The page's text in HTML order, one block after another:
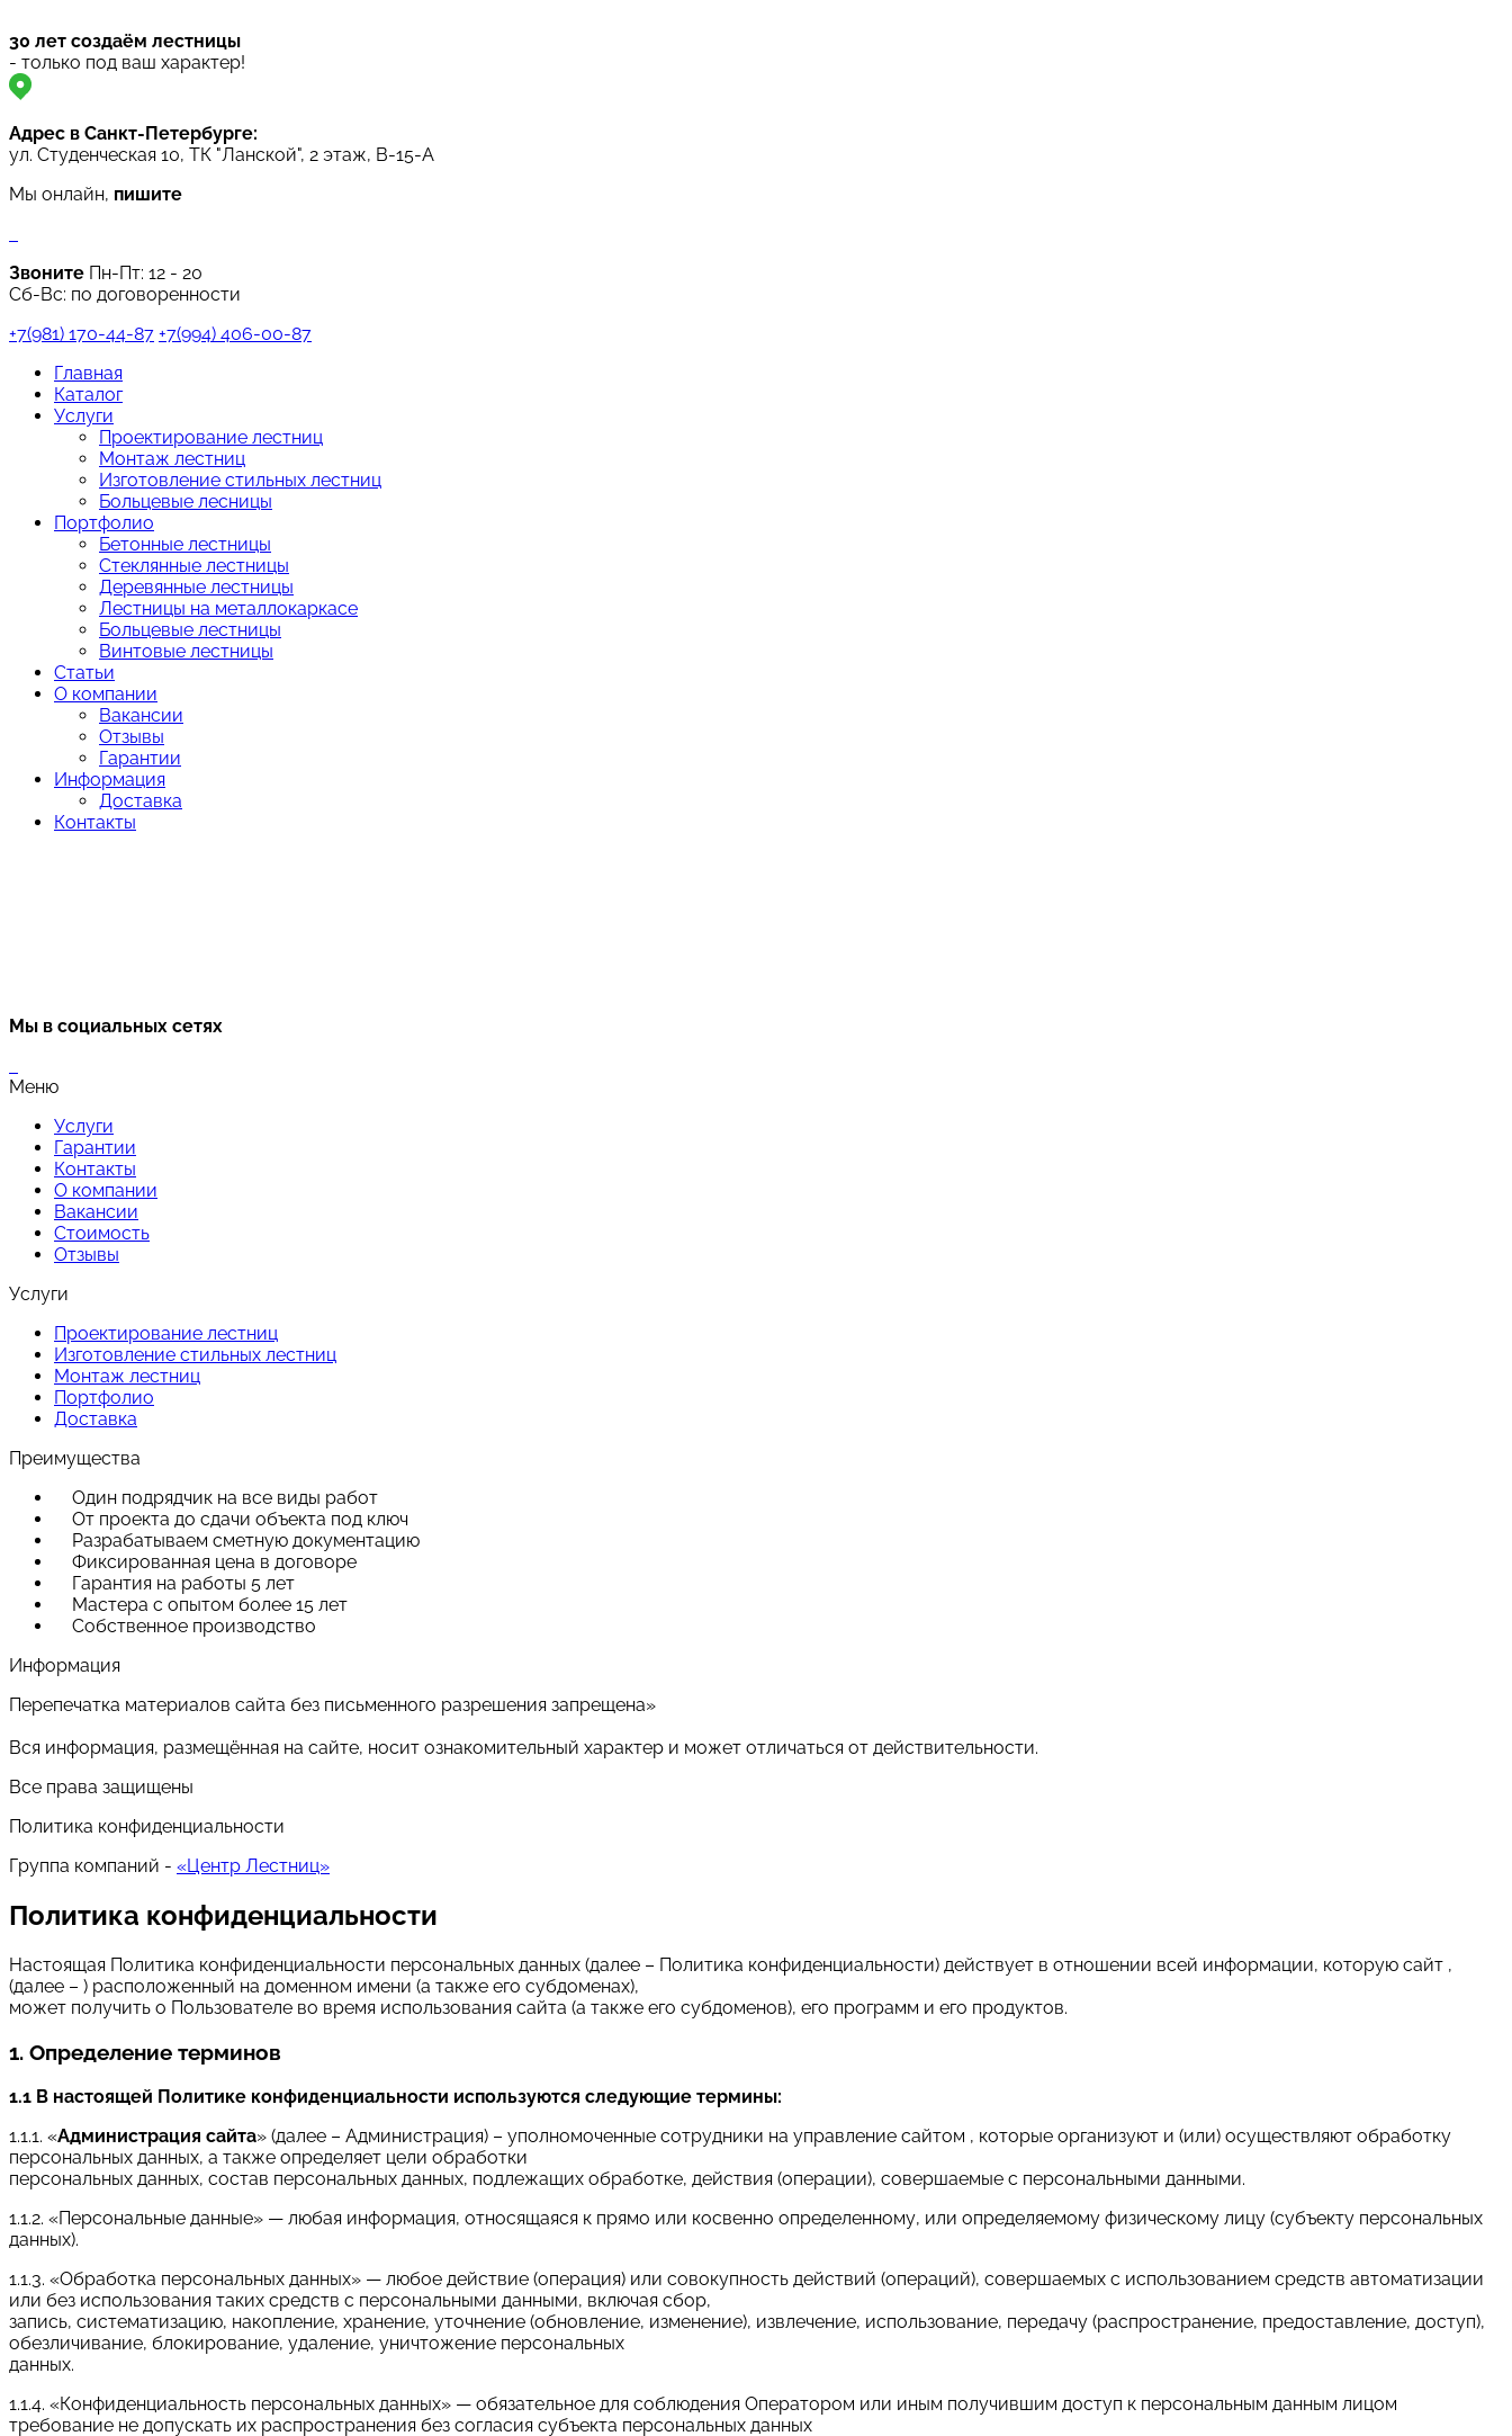
30 лет создаём лестницы
- только под ваш характер!
Адрес в Санкт-Петербурге:
ул. Студенческая 10, ТК "Ланской", 2 этаж, B-15-A
Мы онлайн, пишите
Звоните Пн-Пт: 12 - 20
Сб-Вс: по договоренности
+7(981) 170-44-87 +7(994) 406-00-87
Главная
Каталог
Услуги
Проектирование лестниц
Монтаж лестниц
Изготовление стильных лестниц
Больцевые лесницы
Портфолио
Бетонные лестницы
Стеклянные лестницы
Деревянные лестницы
Лестницы на металлокаркасе
Больцевые лестницы
Винтовые лестницы
Статьи
О компании
Вакансии
Отзывы
Гарантии
Информация
Доставка
Контакты
Мы в социальных сетях
Меню
Услуги
Гарантии
Контакты
О компании
Вакансии
Стоимость
Отзывы
Услуги
Проектирование лестниц
Изготовление стильных лестниц
Монтаж лестниц
Портфолио
Доставка
Преимущества
Один подрядчик на все виды работ
От проекта до сдачи объекта под ключ
Разрабатываем сметную документацию
Фиксированная цена в договоре
Гарантия на работы 5 лет
Мастера с опытом более 15 лет
Собственное производство
Информация
Перепечатка материалов сайта без письменного разрешения запрещена»
Вся информация, размещённая на сайте, носит ознакомительный характер и может отличаться от действительности.
Все права защищены
Политика конфиденциальности
Группа компаний - «Центр Лестниц»
Политика конфиденциальности
Настоящая Политика конфиденциальности персональных данных (далее – Политика конфиденциальности) действует в отношении всей информации, которую сайт ,
(далее – ) расположенный на доменном имени (а также его субдоменах),
может получить о Пользователе во время использования сайта (а также его субдоменов), его программ и его продуктов.
1. Определение терминов
1.1 В настоящей Политике конфиденциальности используются следующие термины:
1.1.1. «Администрация сайта» (далее – Администрация) – уполномоченные сотрудники на управление сайтом , которые организуют и (или) осуществляют обработку
персональных данных, а также определяет цели обработки
персональных данных, состав персональных данных, подлежащих обработке, действия (операции), совершаемые с персональными данными.
1.1.2. «Персональные данные» — любая информация, относящаяся к прямо или косвенно определенному, или определяемому физическому лицу (субъекту персональных
данных).
1.1.3. «Обработка персональных данных» — любое действие (операция) или совокупность действий (операций), совершаемых с использованием средств автоматизации
или без использования таких средств с персональными данными, включая сбор,
запись, систематизацию, накопление, хранение, уточнение (обновление, изменение), извлечение, использование, передачу (распространение, предоставление, доступ),
обезличивание, блокирование, удаление, уничтожение персональных
данных.
1.1.4. «Конфиденциальность персональных данных» — обязательное для соблюдения Оператором или иным получившим доступ к персональным данным лицом
требование не допускать их распространения без согласия субъекта персональных данных